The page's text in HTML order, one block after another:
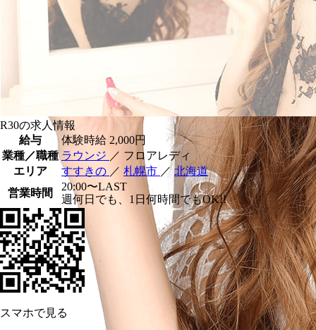
R30の求人情報
給与
体験時給 2,000円
業種／職種 ラウンジ ／ フロアレディ
エリア
すすきの ／ 札幌市 ／北海道
営業時間
20:00〜LAST
週何日でも、1日何時間でもOK!!
スマホで見る